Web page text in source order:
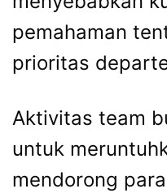
pemahaman
prioritas
Aktivitas team
untuk
mendorong